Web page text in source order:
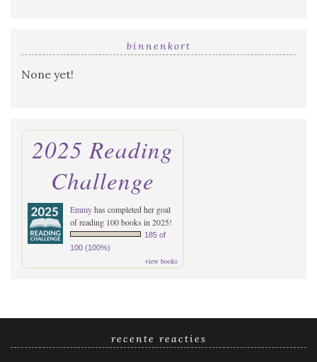
binnenkort
None yet!
2025 Reading
Challenge
Emmyhas completed her goal
of reading 100 books in 2025!
185 of
100 (100%)
view books
recente reacties